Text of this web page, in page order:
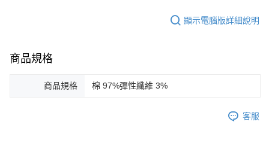
顯示電腦版詳細說明
商品規格
商品規格 棉 97%彈性纖維 3%
客服